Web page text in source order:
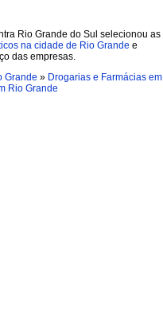
Rio Grande do Sul selecionou as
na cidade de Rio Grande e
das empresas.
Grande » Drogarias e Farmácias em
Rio Grande